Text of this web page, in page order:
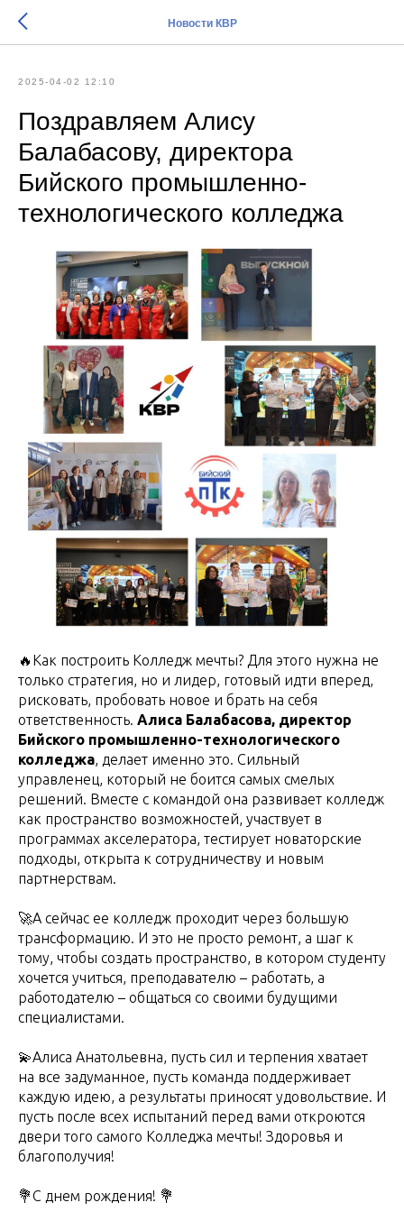
Новости КВР
2025-04-02 12:10
Поздравляем Алису
Балабасову, директора
Бийского промышленно-
технологического колледжа
🔥Как построить Колледж мечты? Для этого нужна не
только стратегия, но и лидер, готовый идти вперед,
рисковать, пробовать новое и брать на себя
ответственность. Алиса Балабасова, директор
Бийского промышленно-технологического
колледжа, делает именно это. Сильный
управленец, который не боится самых смелых
решений. Вместе с командой она развивает колледж
как пространство возможностей, участвует в
программах акселератора, тестирует новаторские
подходы, открыта к сотрудничеству и новым
партнерствам.
🚀А сейчас ее колледж проходит через большую
трансформацию. И это не просто ремонт, а шаг к
тому, чтобы создать пространство, в котором студенту
хочется учиться, преподавателю – работать, а
работодателю – общаться со своими будущими
специалистами.
💫Алиса Анатольевна, пусть сил и терпения хватает
на все задуманное, пусть команда поддерживает
каждую идею, а результаты приносят удовольствие. И
пусть после всех испытаний перед вами откроются
двери того самого Колледжа мечты! Здоровья и
благополучия!
💐С днем рождения! 💐